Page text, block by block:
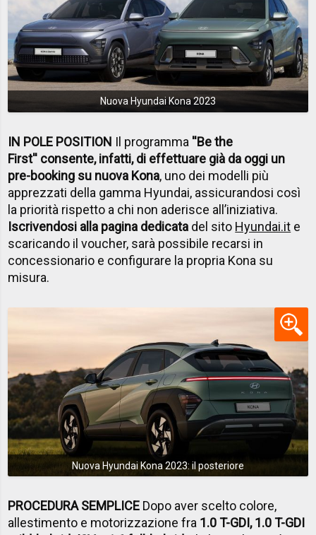
Nuova Hyundai Kona 2023
IN POLE POSITION Il programma ''Be the
First'' consente, infatti, di effettuare già da oggi un
pre-booking su nuova Kona, uno dei modelli più
apprezzati della gamma Hyundai, assicurandosi così
la priorità rispetto a chi non aderisce all’iniziativa.
Iscrivendosi alla pagina dedicata del sito Hyundai.it e
scaricando il voucher, sarà possibile recarsi in
concessionario e configurare la propria Kona su
misura.
Nuova Hyundai Kona 2023: il posteriore
PROCEDURA SEMPLICE Dopo aver scelto colore,
allestimento e motorizzazione fra 1.0 T-GDI, 1.0 T-GDI